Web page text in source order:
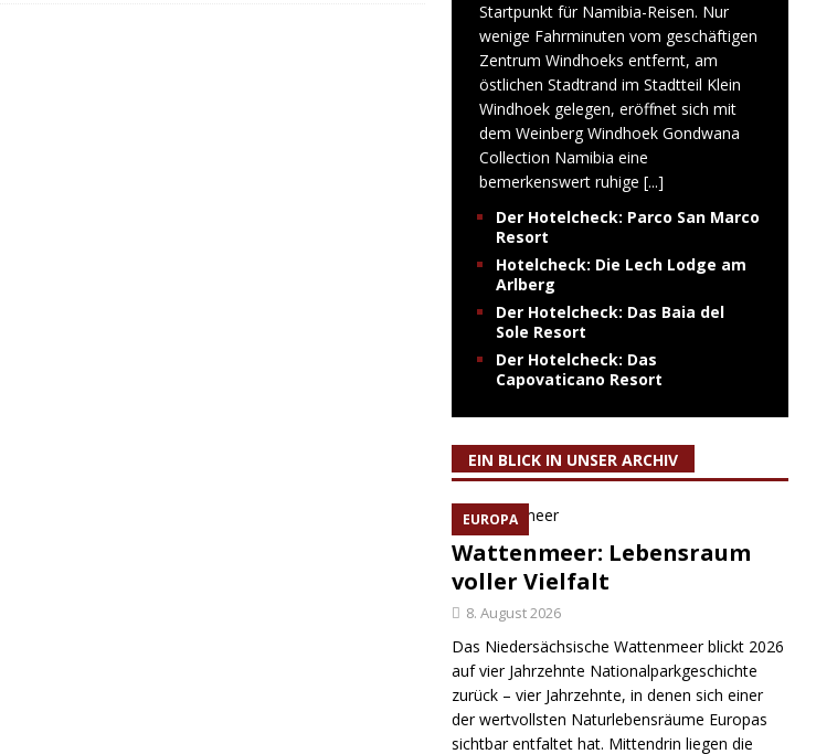
Startpunkt für Namibia-Reisen. Nur
wenige Fahrminuten vom geschäftigen
Zentrum Windhoeks entfernt, am
östlichen Stadtrand im Stadtteil Klein
Windhoek gelegen, eröffnet sich mit
dem Weinberg Windhoek Gondwana
Collection Namibia eine
bemerkenswert ruhige [...]
Der Hotelcheck: Parco San Marco
Resort
Hotelcheck: Die Lech Lodge am
Arlberg
Der Hotelcheck: Das Baia del
Sole Resort
Der Hotelcheck: Das
Capovaticano Resort
EIN BLICK IN UNSER ARCHIV
EUROPA
Wattenmeer: Lebensraum
voller Vielfalt
8. August 2026
Das Niedersächsische Wattenmeer blickt 2026
auf vier Jahrzehnte Nationalparkgeschichte
zurück – vier Jahrzehnte, in denen sich einer
der wertvollsten Naturlebensräume Europas
sichtbar entfaltet hat. Mittendrin liegen die